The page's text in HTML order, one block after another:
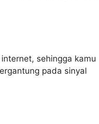
sehingga kamu
pada sinyal